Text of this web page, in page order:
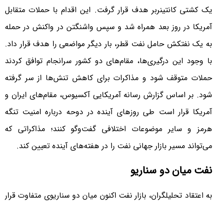
یک کشتی کانتینربر هدف قرار گرفت. این اقدام با حملات متقابل
آمریکا در روز بعد همراه شد و سپس واشنگتن در واکنش در حمله
به یک نفتکش حامل نفت قطر، بار دیگر مواضعی را هدف قرار داد.
با وجود این درگیری‌ها، مقام‌های دو کشور سرانجام توافق کردند
حملات متوقف شود و مذاکرات برای کاهش تنش‌ها از سر گرفته
شود. بر اساس گزارش رسانه آمریکایی آکسیوس، مقام‌های ایران و
آمریکا قرار است طی روزهای آینده در دوحه درباره امنیت تنگه
هرمز و سایر موضوعات اختلافی گفت‌وگو کنند؛ مذاکراتی که
می‌تواند مسیر بازار جهانی نفت را در هفته‌های آینده تعیین کند.
نفت میان دو سناریو
به اعتقاد تحلیلگران، بازار نفت اکنون میان دو سناریوی متفاوت قرار